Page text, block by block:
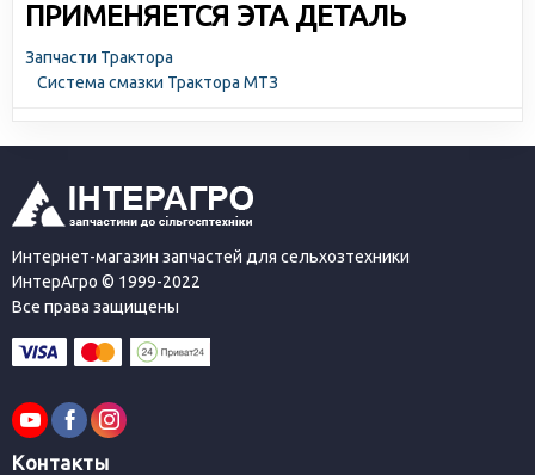
ПРИМЕНЯЕТСЯ ЭТА ДЕТАЛЬ
Запчасти Трактора
Система смазки Трактора МТЗ
Интернет-магазин запчастей для сельхозтехники
ИнтерАгро © 1999-2022
Все права защищены
Контакты